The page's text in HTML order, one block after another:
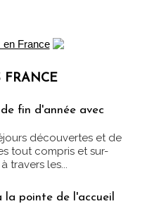
FRANCE
fin d'année avec
découvertes et de
tout compris et sur-
travers les...
la pointe de l'accueil